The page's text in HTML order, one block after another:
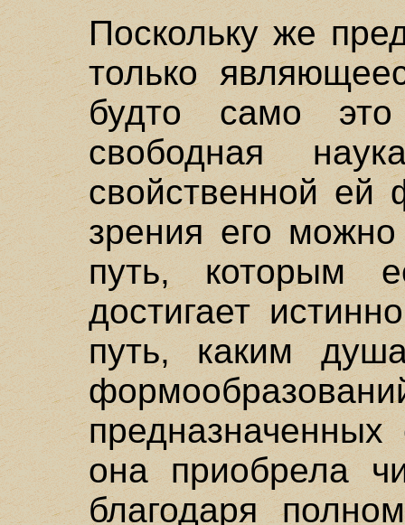
Поскольку же
только
будто само
свободная
свойственной ей
зрения его можно
путь, которым
достигает
путь, каким
она приобрела
благодаря